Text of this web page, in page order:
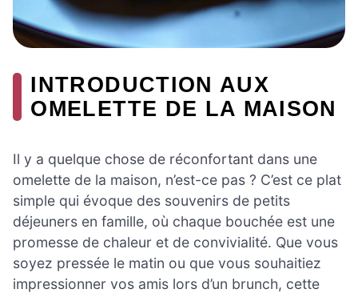
INTRODUCTION AUX
OMELETTE DE LA MAISON
Il y a quelque chose de réconfortant dans une
omelette de la maison, n’est-ce pas ? C’est ce plat
simple qui évoque des souvenirs de petits
déjeuners en famille, où chaque bouchée est une
promesse de chaleur et de convivialité. Que vous
soyez pressée le matin ou que vous souhaitiez
impressionner vos amis lors d’un brunch, cette